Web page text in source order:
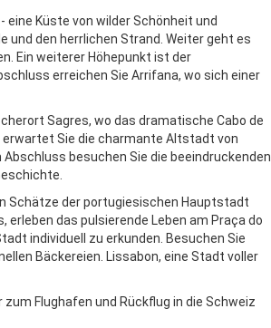
Küste von wilder Schönheit und
und den herrlichen Strand. Weiter geht es
Ein weiterer Höhepunkt ist der
erreichen Sie Arrifana, wo sich einer
Sagres, wo das dramatische Cabo de
Sie die charmante Altstadt von
besuchen Sie die beeindruckenden
Schätze der portugiesischen Hauptstadt
das pulsierende Leben am Praça do
individuell zu erkunden. Besuchen Sie
Bäckereien. Lissabon, eine Stadt voller
zum Flughafen und Rückflug in die Schweiz